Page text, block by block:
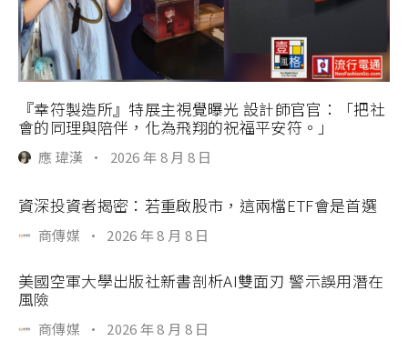
『幸符製造所』特展主視覺曝光 設計師官官：「把社
會的同理與陪伴，化為飛翔的祝福平安符。」
應 瑋漢 · 2026 年 8 月 8 日
資深投資者揭密：若重啟股市，這兩檔ETF會是首選
商傳媒 · 2026 年 8 月 8 日
美國空軍大學出版社新書剖析AI雙面刃 警示誤用潛在
風險
商傳媒 · 2026 年 8 月 8 日